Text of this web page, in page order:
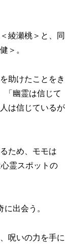
綾瀬桃＞と、同
＞。
助けたことをき
「幽霊は信じて
は信じているが
ため、モモは
霊スポットの
出会う。
呪いの力を手に